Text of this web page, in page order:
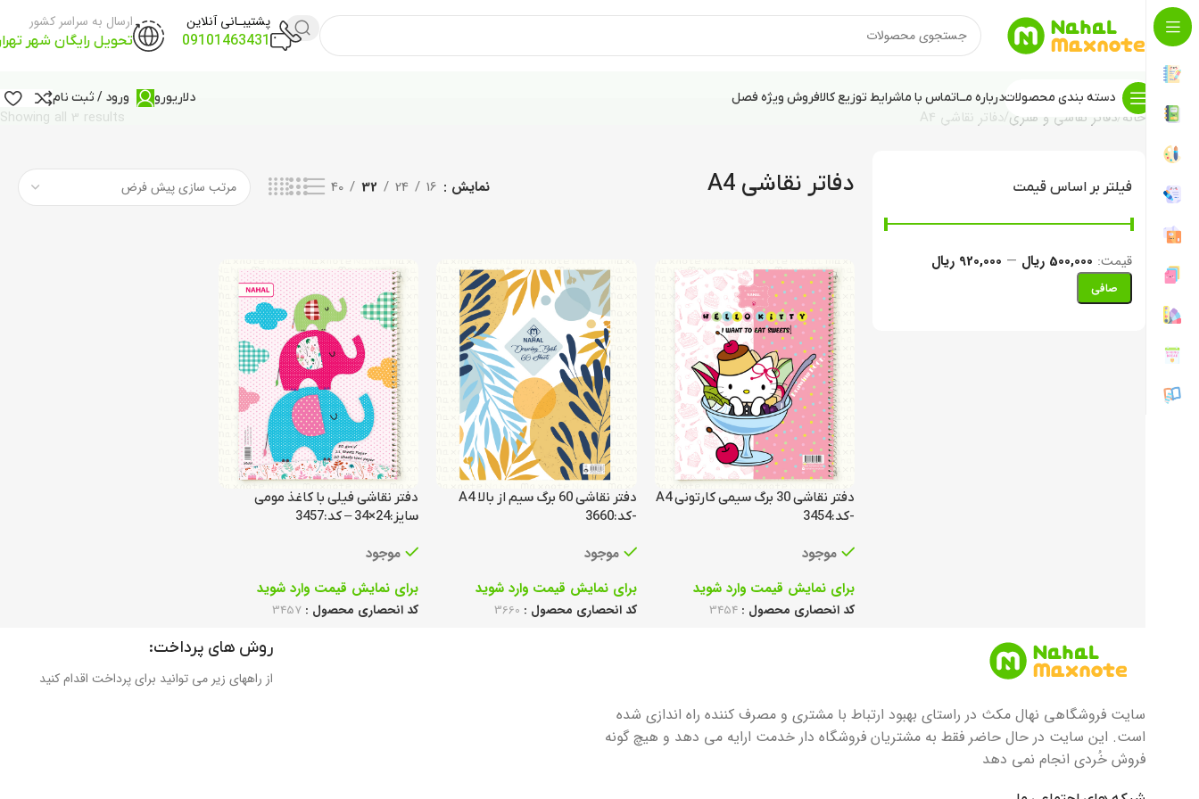
پشتیبـانی آنلاین
09101463431
ارسال به سراسر کشور
تحویل رایگان شهر
دسته بندی محصولاتدرباره مــاتماس با ماشرایط توزیع کالافروش ویژه فصل دلار یورو ورود / ثبت نام
خانه دفاتر نقاشی و هنری دفاتر نقاشی A4 Showing all 3 results
فیلتر بر اساس قیمت
صافی
قيمت: 500,000 ریال — 920,000 ریال
دفاتر نقاشی A4 نمایش 16
24
32
40
دفتر نقاشی 30 برگ سیمی کارتونی A4
-کد:3454
موجود
برای نمایش قیمت وارد شوید
کد انحصاری محصول : 3454
دفتر نقاشی 60 برگ سیم از بالا A4
-کد:3660
موجود
برای نمایش قیمت وارد شوید
کد انحصاری محصول : 3660
دفتر نقاشی فیلی با کاغذ مومی
سایز:24×34 – کد:3457
موجود
برای نمایش قیمت وارد شوید
کد انحصاری محصول : 3457
سایت فروشگاهی نهال مکث در راستای بهبود ارتباط با مشتری و مصرف کننده راه اندازی شده
است. این سایت در حال حاضر فقط به مشتریان فروشگاه دار خدمت ارایه می دهد و هیچ گونه
فروش خُردی انجام نمی دهد
روش های پرداخت:
از راههای زیر می توانید برای پرداخت اقدام کنید